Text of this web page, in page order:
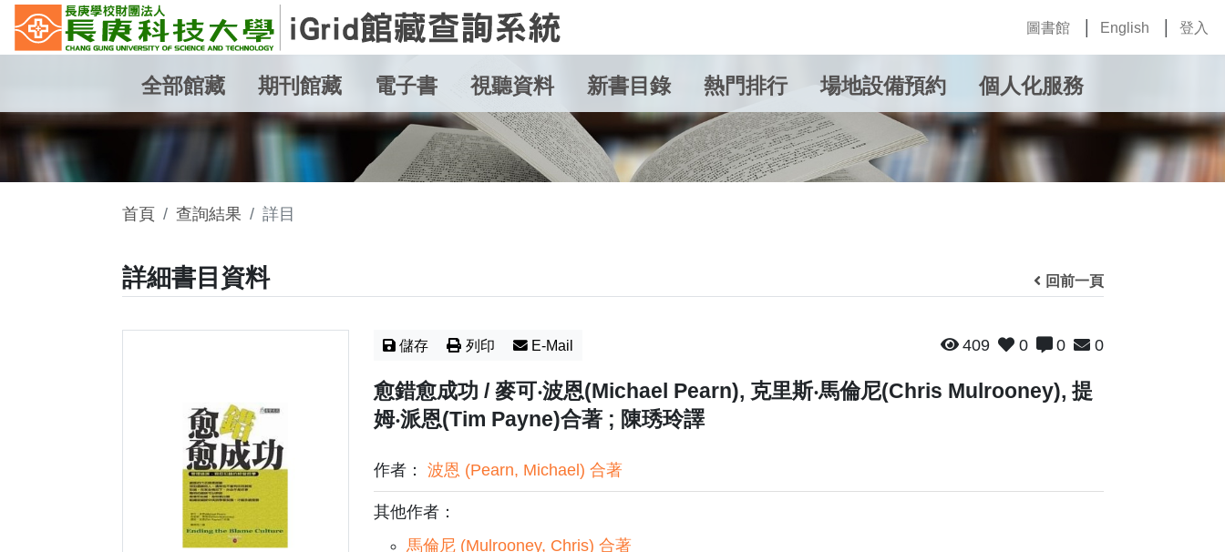
圖書館 English 登入
全部館藏 期刊館藏 電子書 視聽資料 新書目錄 熱門排行 場地設備預約 個人化服務
首頁 查詢結果 詳目
詳細書目資料 回前一頁
儲存 列印 E-Mail 409 0 0 0
愈錯愈成功 / 麥可‧波恩(Michael Pearn), 克里斯‧馬倫尼(Chris Mulrooney), 提
姆‧派恩(Tim Payne)合著 ; 陳琇玲譯
作者： 波恩 (Pearn, Michael) 合著
其他作者：
馬倫尼 (Mulrooney, Chris) 合著